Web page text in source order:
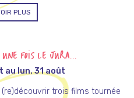
PLUS
FOIS LE JURA...
au lun. 31 août
trois films tournée